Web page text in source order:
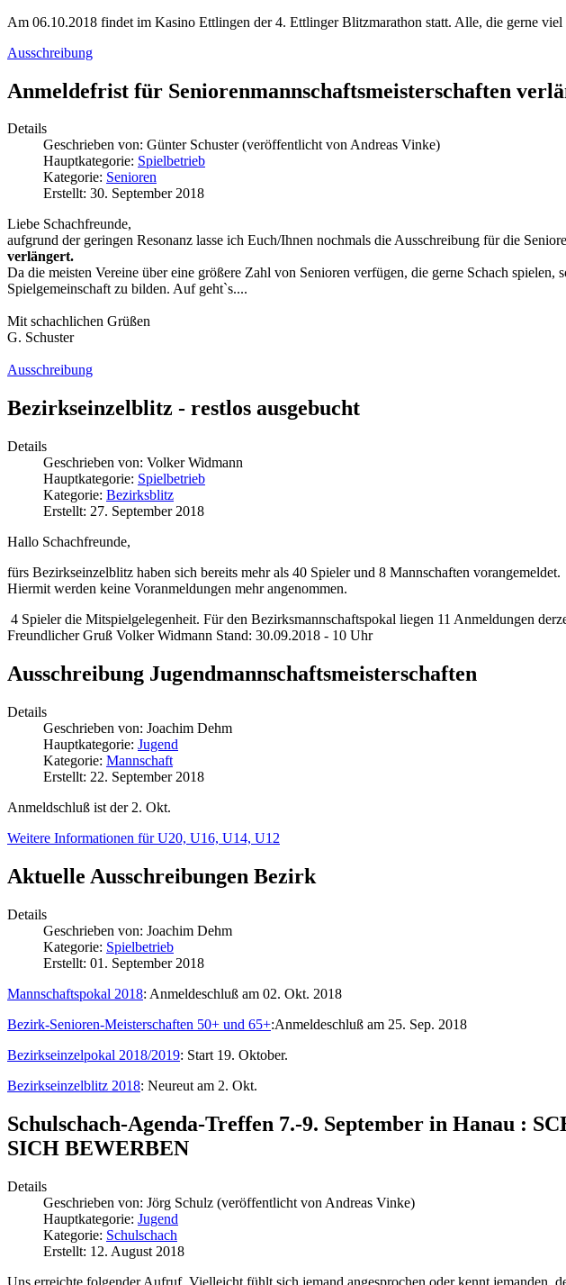
Am 06.10.2018 findet im Kasino Ettlingen der 4. Ettlinger Blitzmarathon statt. Alle, die gerne
Ausschreibung
Anmeldefrist für Seniorenmannschaftsmeisterschaften
Details
Geschrieben von: Günter Schuster (veröffentlicht von Andreas Vinke)
Hauptkategorie: Spielbetrieb
Kategorie: Senioren
Erstellt: 30. September 2018
Liebe Schachfreunde,
aufgrund der geringen Resonanz lasse ich Euch/Ihnen nochmals die Ausschreibung für die
verlängert.
Da die meisten Vereine über eine größere Zahl von Senioren verfügen, die gerne Schach
Spielgemeinschaft zu bilden. Auf geht`s....
Mit schachlichen Grüßen
G. Schuster
Ausschreibung
Bezirkseinzelblitz - restlos ausgebucht
Details
Geschrieben von: Volker Widmann
Hauptkategorie: Spielbetrieb
Kategorie: Bezirksblitz
Erstellt: 27. September 2018
Hallo Schachfreunde,
fürs Bezirkseinzelblitz haben sich bereits mehr als 40 Spieler und 8 Mannschaften vorangemeldet.
Hiermit werden keine Voranmeldungen mehr angenommen.
4 Spieler die Mitspielgelegenheit. Für den Bezirksmannschaftspokal liegen 11 Anmeldungen
Freundlicher Gruß Volker Widmann Stand: 30.09.2018 - 10 Uhr
Ausschreibung Jugendmannschaftsmeisterschaften
Details
Geschrieben von: Joachim Dehm
Hauptkategorie: Jugend
Kategorie: Mannschaft
Erstellt: 22. September 2018
Anmeldschluß ist der 2. Okt.
Weitere Informationen für U20, U16, U14, U12
Aktuelle Ausschreibungen Bezirk
Details
Geschrieben von: Joachim Dehm
Kategorie: Spielbetrieb
Erstellt: 01. September 2018
Mannschaftspokal 2018: Anmeldeschluß am 02. Okt. 2018
Bezirk-Senioren-Meisterschaften 50+ und 65+:Anmeldeschluß am 25. Sep. 2018
Bezirkseinzelpokal 2018/2019: Start 19. Oktober.
Bezirkseinzelblitz 2018: Neureut am 2. Okt.
Schulschach-Agenda-Treffen 7.-9. September in Hanau
SICH BEWERBEN
Details
Geschrieben von: Jörg Schulz (veröffentlicht von Andreas Vinke)
Hauptkategorie: Jugend
Kategorie: Schulschach
Erstellt: 12. August 2018
Uns erreichte folgender Aufruf. Vielleicht fühlt sich jemand angesprochen oder kennt jemanden,